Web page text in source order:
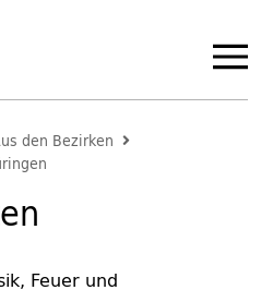
den Bezirken
Feuer und